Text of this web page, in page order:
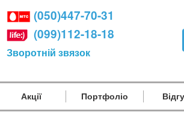
(050)447-70-31
(099)112-18-18
Зворотній звязок
Акції Портфоліо